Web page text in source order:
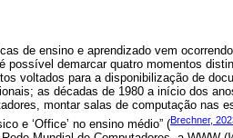
de ensino e aprendizado vem
demarcar quatro momentos
voltados para a disponibilização de
as décadas de 1980 a início dos
montar salas de computação nas
e ‘Office’ no ensino médio” (Brechner,